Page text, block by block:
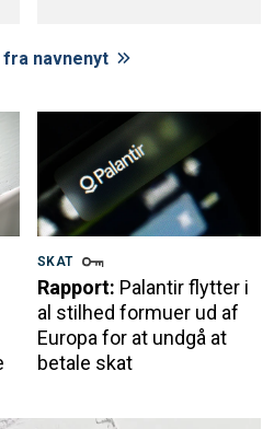
navnenyt
SKAT
Rapport: Palantir flytter i
al stilhed formuer ud af
Europa for at undgå at
betale skat